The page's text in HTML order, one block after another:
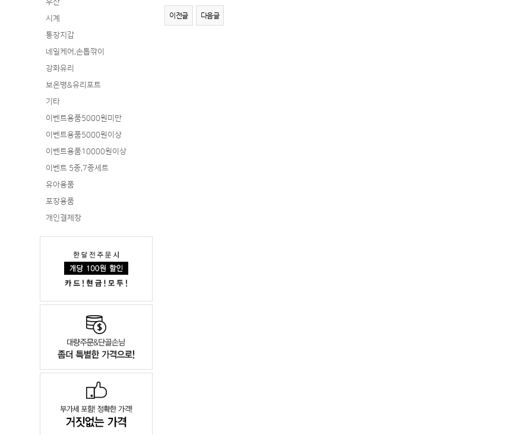
우산
시계
통장지갑
네일케어,손톱깎이
강화유리
보온병&유리포트
기타
이벤트용품5000원미만
이벤트용품5000원이상
이벤트용품10000원이상
이벤트 5종,7종세트
유아용품
포장용품
개인결제창
이전글 다음글